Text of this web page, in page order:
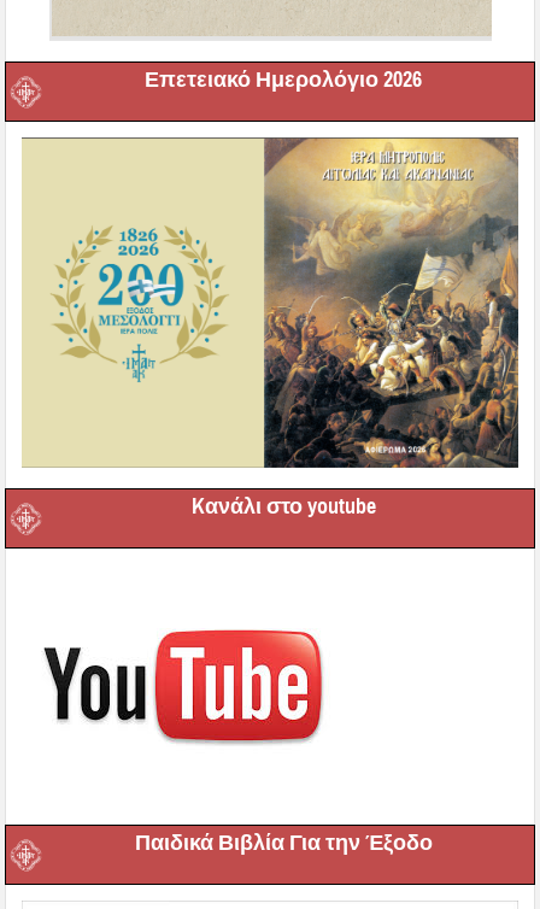
Επετειακό Ημερολόγιο 2026
Kανάλι στο youtube
Παιδικά Βιβλία Για την Έξοδο